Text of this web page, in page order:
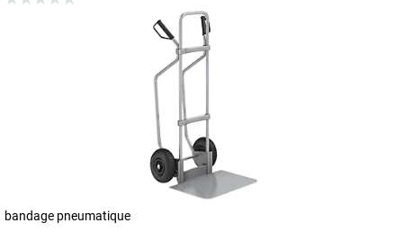
bandage pneumatique